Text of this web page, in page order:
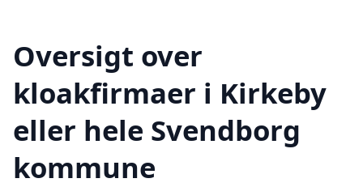
Oversigt over
kloakfirmaer i Kirkeby
eller hele Svendborg
kommune